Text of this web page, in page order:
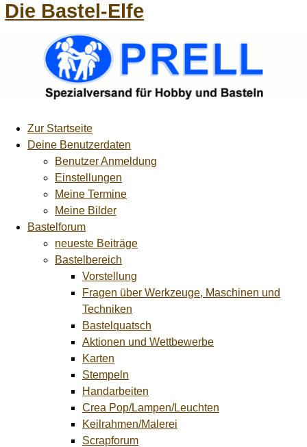
Die Bastel-Elfe
Zur Startseite
Deine Benutzerdaten
Benutzer Anmeldung
Einstellungen
Meine Termine
Meine Bilder
Bastelforum
neueste Beiträge
Bastelbereich
Vorstellung
Fragen über Werkzeuge, Maschinen und
Techniken
Bastelquatsch
Aktionen und Wettbewerbe
Karten
Stempeln
Handarbeiten
Crea Pop/Lampen/Leuchten
Keilrahmen/Malerei
Scrapforum